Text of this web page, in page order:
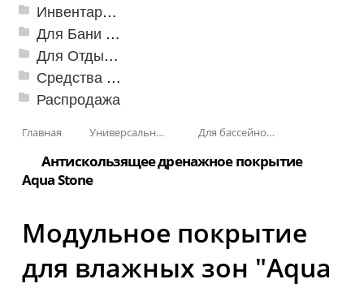
Инвентарь для клининга
Для Бани и Сауны
Для Отдыха и Пикника
Средства от насекомых и садовых вредителей
Распродажа
Главная Универсальные модульные покрытия Для бассейнов и аквапарков
Антискользящее дренажное покрытие
Aqua Stone
Модульное покрытие
для влажных зон "Aqua